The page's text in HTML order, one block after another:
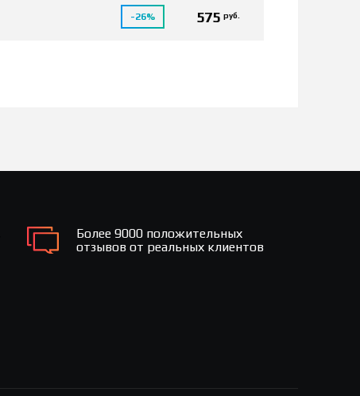
-26% 575 руб.
Более 9000 положительных
отзывов от реальных клиентов